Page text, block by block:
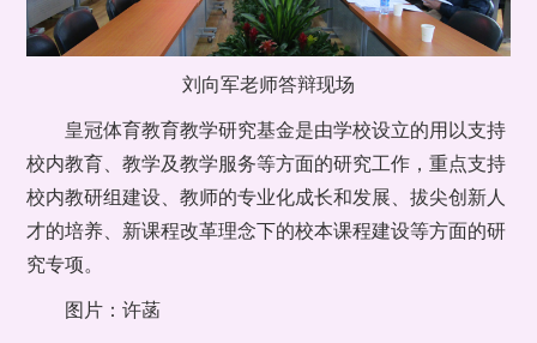
刘向军老师答辩现场
皇冠体育教育教学研究基金是由学校设立的用以支持
校内教育、教学及教学服务等方面的研究工作，重点支持
校内教研组建设、教师的专业化成长和发展、拔尖创新人
才的培养、新课程改革理念下的校本课程建设等方面的研
究专项。
图片：许菡